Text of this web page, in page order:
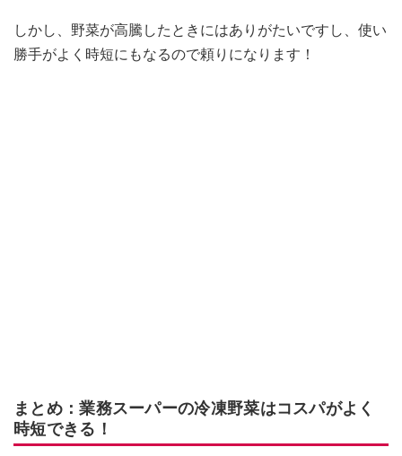
しかし、野菜が高騰したときにはありがたいですし、使い
勝手がよく時短にもなるので頼りになります！
まとめ：業務スーパーの冷凍野菜はコスパがよく
時短できる！